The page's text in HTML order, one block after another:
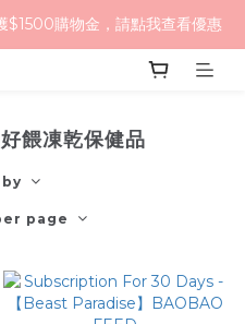
世界與動物的關係
$1500購物金，請點我查看優惠
從認購到送達，全程透明
餵凍乾保健品
page